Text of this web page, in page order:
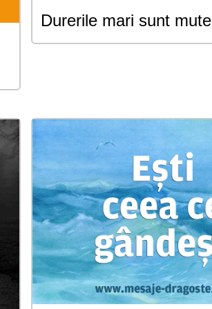
Durerile mari sunt mute